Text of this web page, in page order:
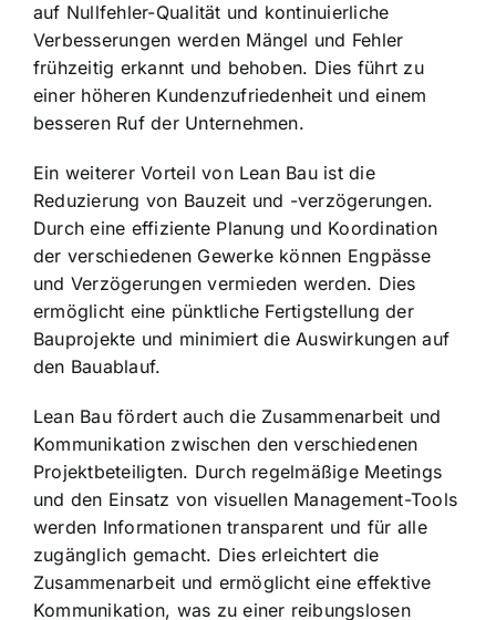
auf Nullfehler-Qualität und kontinuierliche
Verbesserungen werden Mängel und Fehler
frühzeitig erkannt und behoben. Dies führt zu
einer höheren Kundenzufriedenheit und einem
besseren Ruf der Unternehmen.
Ein weiterer Vorteil von Lean Bau ist die
Reduzierung von Bauzeit und -verzögerungen.
Durch eine effiziente Planung und Koordination
der verschiedenen Gewerke können Engpässe
und Verzögerungen vermieden werden. Dies
ermöglicht eine pünktliche Fertigstellung der
Bauprojekte und minimiert die Auswirkungen auf
den Bauablauf.
Lean Bau fördert auch die Zusammenarbeit und
Kommunikation zwischen den verschiedenen
Projektbeteiligten. Durch regelmäßige Meetings
und den Einsatz von visuellen Management-Tools
werden Informationen transparent und für alle
zugänglich gemacht. Dies erleichtert die
Zusammenarbeit und ermöglicht eine effektive
Kommunikation, was zu einer reibungslosen